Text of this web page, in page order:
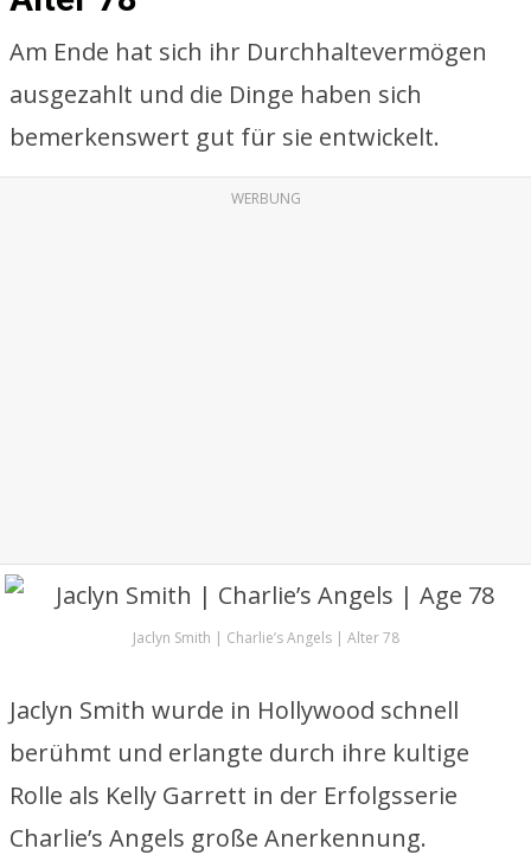
Am Ende hat sich ihr Durchhaltevermögen
ausgezahlt und die Dinge haben sich
bemerkenswert gut für sie entwickelt.
WERBUNG
Jaclyn Smith | Charlie’s Angels | Alter 78
Jaclyn Smith wurde in Hollywood schnell
berühmt und erlangte durch ihre kultige
Rolle als Kelly Garrett in der Erfolgsserie
Charlie’s Angels große Anerkennung.